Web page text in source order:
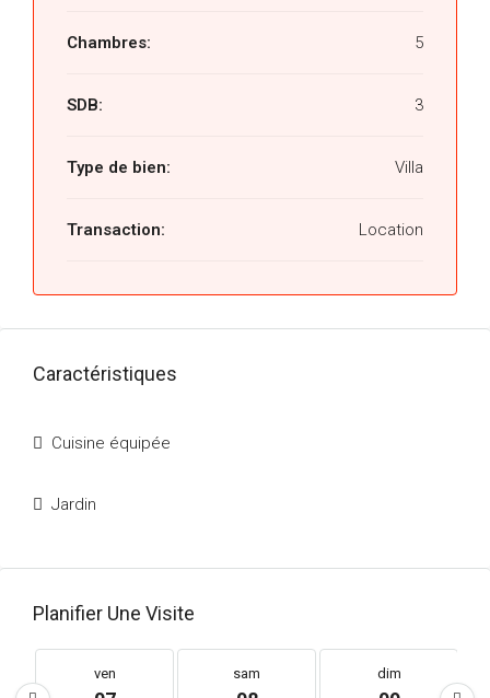
Chambres: 5
SDB: 3
Type de bien: Villa
Transaction: Location
Caractéristiques
Cuisine équipée
Jardin
Planifier Une Visite
ven sam dim